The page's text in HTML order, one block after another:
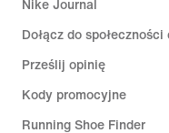
Nike Journal
Dołącz do
Prześlij opinię
Kody promocyjne
Running Shoe Finder